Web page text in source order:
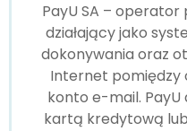
PayU SA –
działający jako
dokonywania oraz
Internet pomiędzy
konto e-mail. PayU
kartą kredytową